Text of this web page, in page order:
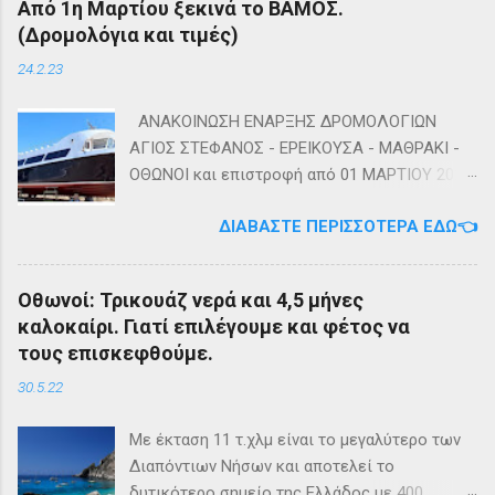
Από 1η Μαρτίου ξεκινά το ΒΑΜΟΣ.
(Δρομολόγια και τιμές)
24.2.23
ΑΝΑΚΟΙΝΩΣΗ ΕΝΑΡΞΗΣ ΔΡΟΜΟΛΟΓΙΩΝ
ΑΓΙΟΣ ΣΤΕΦΑΝΟΣ - ΕΡΕΙΚΟΥΣΑ - ΜΑΘΡΑΚΙ -
ΟΘΩΝΟΙ και επιστροφή από 01 ΜΑΡΤΙΟΥ 2023
της εταιρίας μας, ΕΓ-ΔΡ ΒΑΜΟΣ, αναμένεται
και επιστροφή με 3 δρομολόγια την εβδομάδα
από 01/03/2023 Πηγή: chania-lines.com
ΔΙΑΒΆΣΤΕ ΠΕΡΙΣΣΌΤΕΡΑ ΕΔΏ👈
Οθωνοί: Τρικουάζ νερά και 4,5 μήνες
καλοκαίρι. Γιατί επιλέγουμε και φέτος να
τους επισκεφθούμε.
30.5.22
Με έκταση 11 τ.χλμ είναι το μεγαλύτερο των
Διαπόντιων Νήσων και αποτελεί το